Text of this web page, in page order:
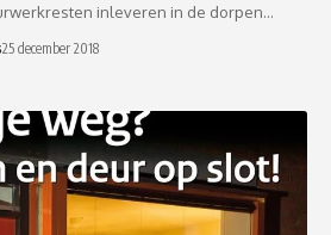
inleveren in de dorpen…
25 december 2018